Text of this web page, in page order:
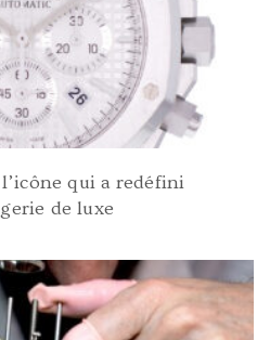
qui a redéfini
de luxe